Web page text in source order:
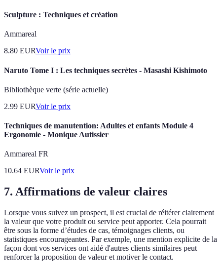
Sculpture : Techniques et création
Ammareal
8.80 EURVoir le prix
Naruto Tome I : Les techniques secrètes - Masashi Kishimoto
Bibliothèque verte (série actuelle)
2.99 EURVoir le prix
Techniques de manutention: Adultes et enfants Module 4
Ergonomie - Monique Autissier
Ammareal FR
10.64 EURVoir le prix
7. Affirmations de valeur claires
Lorsque vous suivez un prospect, il est crucial de réitérer clairement
la valeur que votre produit ou service peut apporter. Cela pourrait
être sous la forme d’études de cas, témoignages clients, ou
statistiques encourageantes. Par exemple, une mention explicite de la
façon dont vos services ont aidé d'autres clients similaires peut
renforcer la proposition de valeur et motiver le contact.